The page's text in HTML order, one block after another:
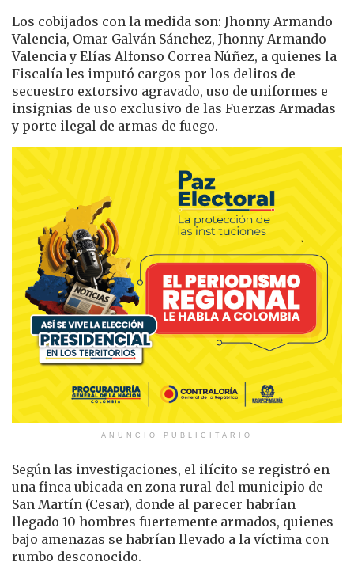
Los cobijados con la medida son: Jhonny Armando
Valencia, Omar Galván Sánchez, Jhonny Armando
Valencia y Elías Alfonso Correa Núñez, a quienes la
Fiscalía les imputó cargos por los delitos de
secuestro extorsivo agravado, uso de uniformes e
insignias de uso exclusivo de las Fuerzas Armadas
y porte ilegal de armas de fuego.
ANUNCIO PUBLICITARIO
Según las investigaciones, el ilícito se registró en
una finca ubicada en zona rural del municipio de
San Martín (Cesar), donde al parecer habrían
llegado 10 hombres fuertemente armados, quienes
bajo amenazas se habrían llevado a la víctima con
rumbo desconocido.